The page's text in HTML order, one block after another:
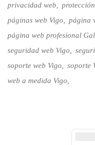
privacidad web
páginas web Vigo
página
página web profesional
seguridad web Vigo
soporte web Vigo
soporte
web a medida Vigo